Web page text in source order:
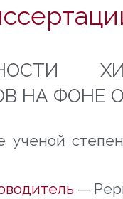
НА ФОНЕ
ученой
—